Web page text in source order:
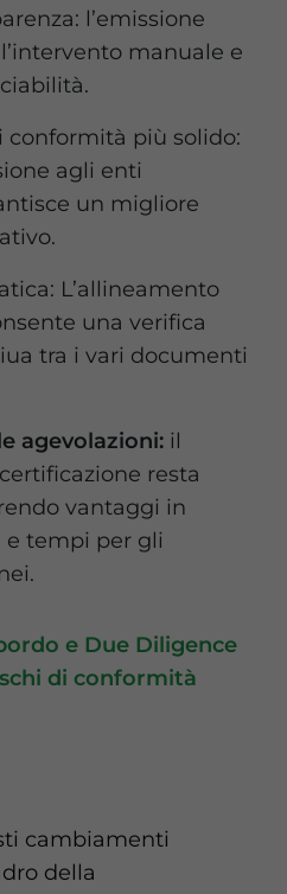
l’emissione
manuale e
conformità più solido:
agli enti
un migliore
L’allineamento
una verifica
tra i vari documenti
agevolazioni: il
resta
vantaggi in
tempi per gli
e Due Diligence
di conformità
cambiamenti
della